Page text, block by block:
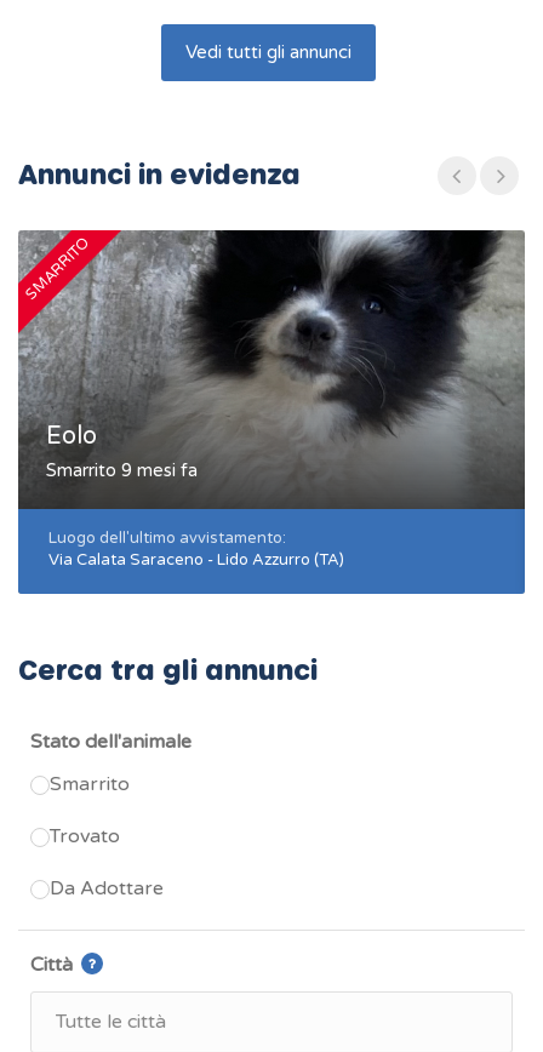
Vedi tutti gli annunci
Annunci in evidenza
SMARRITO
Eolo
Smarrito 9 mesi fa
Luogo dell'ultimo avvistamento:
Via Calata Saraceno - Lido Azzurro (TA)
Cerca tra gli annunci
Stato dell'animale
Smarrito
Trovato
Da Adottare
Città